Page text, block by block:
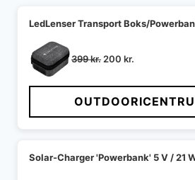
LedLenser Transport Boks/
399kr. Den
pris
var:
399 kr..
200 kr.
pris
er:
200 kr..
Solar-Charger 'Powerbank' 5 V / 21